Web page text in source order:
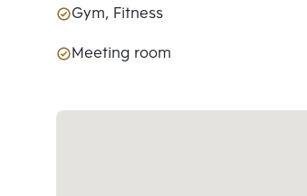
Gym, Fitness
Meeting room